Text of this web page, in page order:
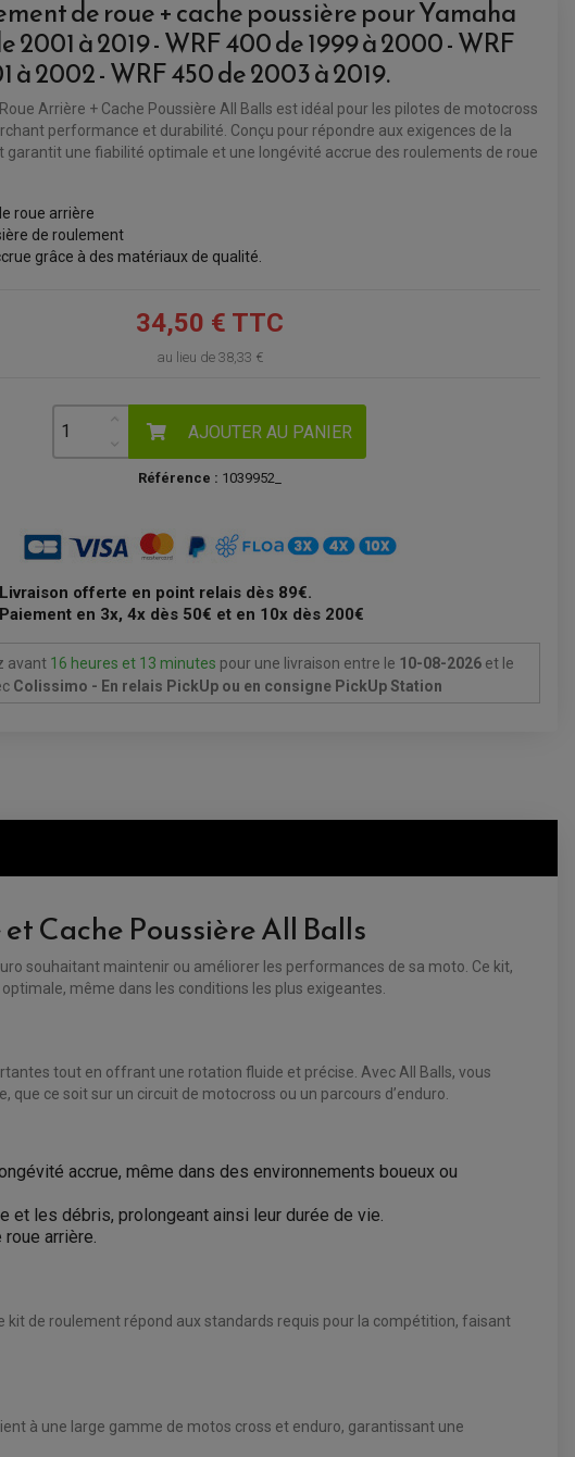
VOIR LE PANIER
de roue + cache poussière pour Yamaha
2001 à 2019 - WRF 400 de 1999 à 2000 - WRF
à 2002 - WRF 450 de 2003 à 2019.
Roue Arrière + Cache Poussière All Balls est idéal pour les pilotes de motocross
performance et durabilité. Conçu pour répondre aux exigences de la
garantit une fiabilité optimale et une longévité accrue des roulements de roue
roue arrière
de roulement
grâce à des matériaux de qualité.
34,50 € TTC
au lieu de 38,33 €
AJOUTER AU PANIER
Référence : 1039952_
Livraison offerte en point relais dès 89€.
Paiement en 3x, 4x dès 50€ et en 10x dès 200€
avant 16 heures et 13 minutes pour une livraison entre le 10-08-2026 et le
Colissimo - En relais PickUp ou en consigne PickUp Station
Cache Poussière All Balls
souhaitant maintenir ou améliorer les performances de sa moto. Ce kit,
même dans les conditions les plus exigeantes.
tout en offrant une rotation fluide et précise. Avec All Balls, vous
ce soit sur un circuit de motocross ou un parcours d’enduro.
accrue, même dans des environnements boueux ou
et les débris, prolongeant ainsi leur durée de vie.
arrière.
de roulement répond aux standards requis pour la compétition, faisant
à une large gamme de motos cross et enduro, garantissant une